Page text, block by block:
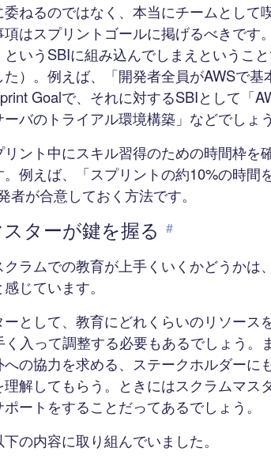
ねるのではなく、本当にチームとして
はスプリントゴールに掲げるべきです
いうSBIに組み込んでしまえというこ
）。例えば、「開発者全員がAWSで
Goalで、それに対するSBIとして「
バのトライアル環境構築」などでしょう
ント中にスキル習得のための時間枠を
例えば、「スプリントの約10%の時間
者が合意しておく方法です。
ターが鍵を握る #
ラムでの教育が上手くいくかどうかは
じています。
ーとして、教育にどれくらいのリソース
く入って調整する必要もあるでしょう。
の協力を求める、ステークホルダーに
解してもらう。ときにはスクラムマス
ートをすることだってあるでしょう。
の内容に取り組んでいました。